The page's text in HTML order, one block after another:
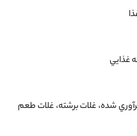
غذايي
شده، غلات برشته، غلات طعم